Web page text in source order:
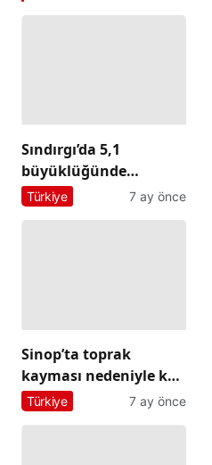
Sındırgı’da 5,1
büyüklüğünde
deprem: İstanbul ve
Türkiye 7 ay önce
Sinop’ta toprak
kayması nedeniyle köy
yolları ulaşıma
Türkiye 7 ay önce